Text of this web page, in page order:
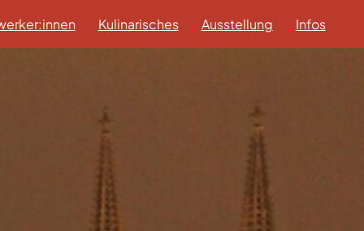
Kulinarisches Ausstellung Infos